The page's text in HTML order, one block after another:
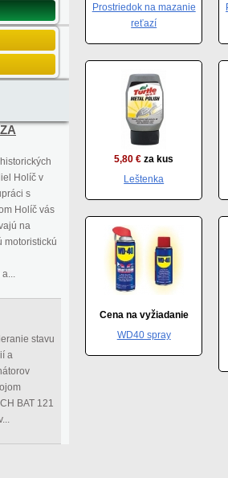
Holíč v
s
Holíč vás
na
motoristickú
stavu
a
BAT 121
Prostriedok na mazanie
reťazí
5,80 € za kus
Leštenka
Cena na vyžiadanie
WD40 spray